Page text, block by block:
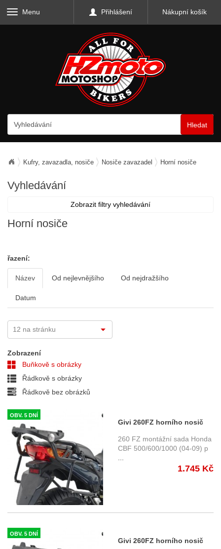
Menu Přihlášení Nákupní košík
Hledat
Kufry, zavazadla, nosiče Nosiče zavazadel Horní nosiče
Vyhledávání
Zobrazit filtry vyhledávání
Horní nosiče
řazení:
Název Od nejlevnějšího Od nejdražšího
Datum
Zobrazení
Buňkově s obrázky
Řádkově s obrázky
Řádkově bez obrázků
OBV. 5 DNÍ
Givi 260FZ horního nosič
Honda CBF 1000 (06-09)
260 FZ montážní sada Honda
CBF 500/600/1000 (04-09) p
1.745 Kč
OBV. 5 DNÍ
Givi 260FZ horního nosič